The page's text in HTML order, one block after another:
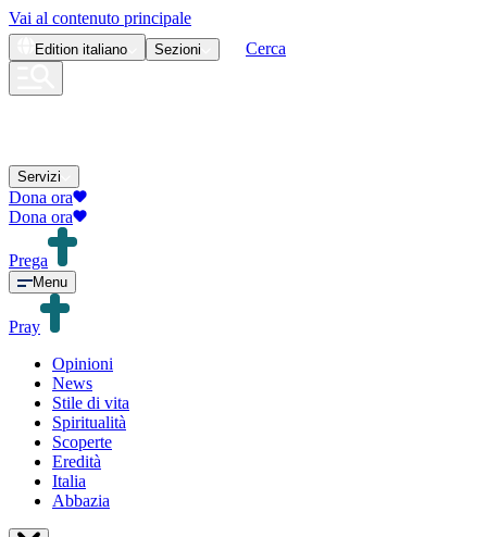
Vai al contenuto principale
Edition italiano Sezioni Cerca
Servizi
Dona ora
Dona ora
Prega
Menu
Pray
Opinioni
News
Stile di vita
Spiritualità
Scoperte
Eredità
Italia
Abbazia